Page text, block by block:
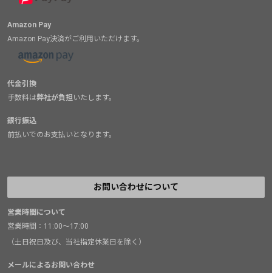
Amazon Pay
Amazon Pay決済がご利用いただけます。
代金引換
手数料は弊社が負担いたします。
銀行振込
前払いでのお支払いとなります。
お問い合わせについて
営業時間について
営業時間：11:00～17:00
（土日祝日及び、当社指定休業日を除く）
メールによるお問い合わせ